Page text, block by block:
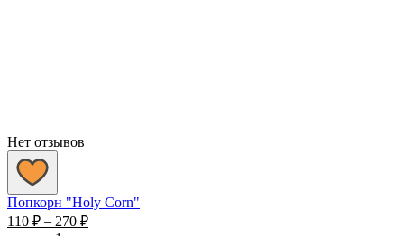
Нет отзывов
Попкорн "Holy Corn"
110 ₽ – 270 ₽Диапазон